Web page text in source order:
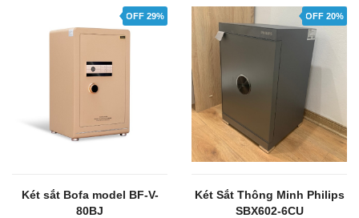
OFF 29%
Két sắt Bofa model BF-V-
80BJ
OFF 20%
Két Sắt Thông Minh Philips
SBX602-6CU